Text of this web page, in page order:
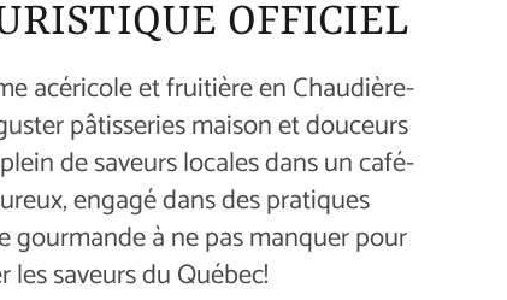
OFFICIEL
acéricole et fruitière en Chaudière-
pâtisseries maison et douceurs
de saveurs locales dans un café-
engagé dans des pratiques
gourmande à ne pas manquer pour
les saveurs du Québec!